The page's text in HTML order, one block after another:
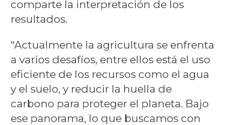
comparte la interpretación de los
resultados.
“Actualmente la agricultura se enfrenta
a varios desafíos, entre ellos está el uso
eficiente de los recursos como el agua
y el suelo, y reducir la huella de
carbono para proteger el planeta. Bajo
ese panorama, lo que buscamos con